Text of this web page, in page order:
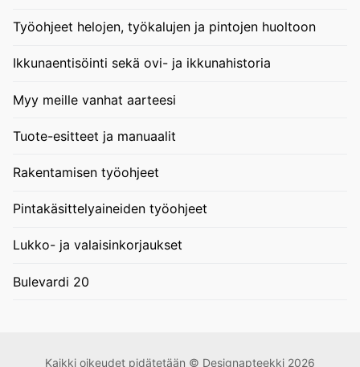
Työohjeet helojen, työkalujen ja pintojen huoltoon
Ikkunaentisöinti sekä ovi- ja ikkunahistoria
Myy meille vanhat aarteesi
Tuote-esitteet ja manuaalit
Rakentamisen työohjeet
Pintakäsittelyaineiden työohjeet
Lukko- ja valaisinkorjaukset
Bulevardi 20
Kaikki oikeudet pidätetään © Designapteekki 2026